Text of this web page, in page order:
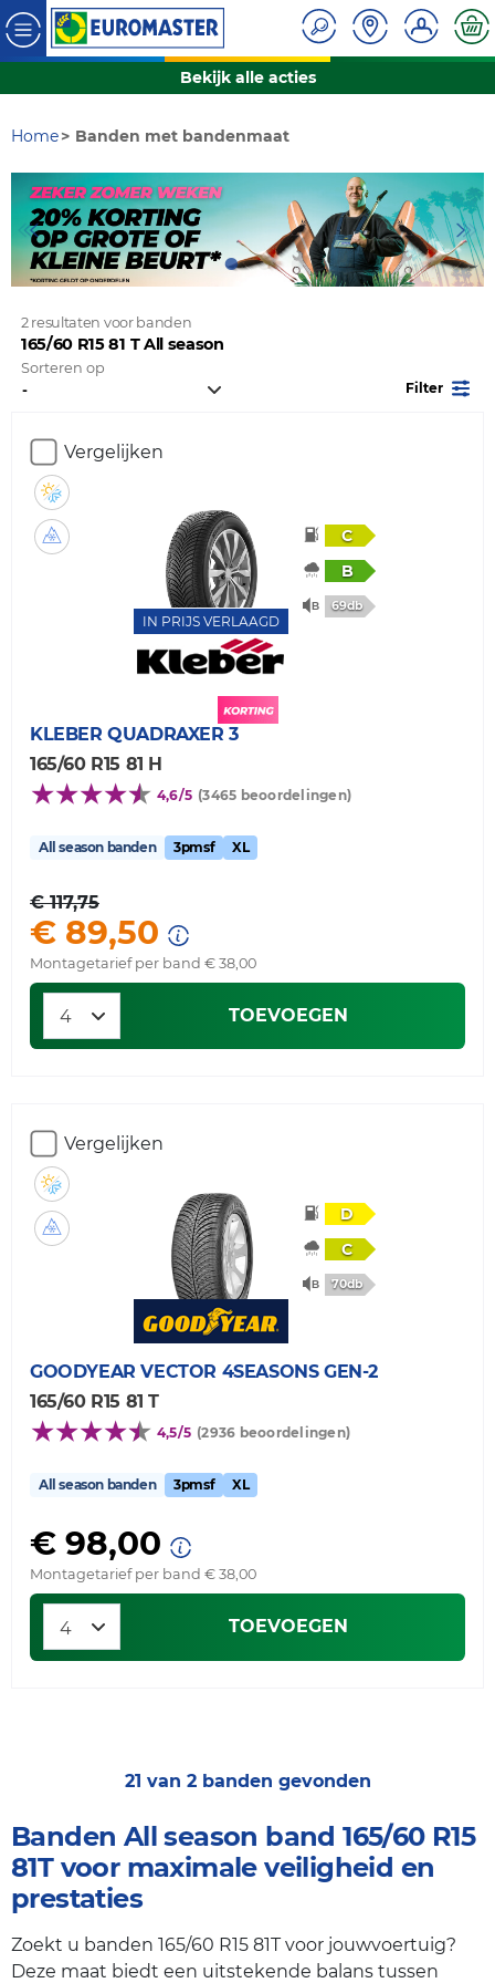
Bekijk alle acties
Home Banden met bandenmaat
2 resultaten voor banden
165/60 R15 81 T All season
Sorteren op
Filter
Vergelijken
IN PRIJS VERLAAGD
C
B
69db
KLEBER QUADRAXER 3
165/60 R15 81 H
4,6/5 (3465 beoordelingen)
All season banden 3pmsf XL
€ 117,75
€ 89,50
Montagetarief per band € 38,00
TOEVOEGEN
Vergelijken
D
C
70db
GOODYEAR VECTOR 4SEASONS GEN-2
165/60 R15 81 T
4,5/5 (2936 beoordelingen)
All season banden 3pmsf XL
€ 98,00
Montagetarief per band € 38,00
TOEVOEGEN
21 van 2 banden gevonden
Banden All season band 165/60 R15
81T voor maximale veiligheid en
prestaties
Zoekt u banden 165/60 R15 81T voor jouwvoertuig?
Deze maat biedt een uitstekende balans tussen